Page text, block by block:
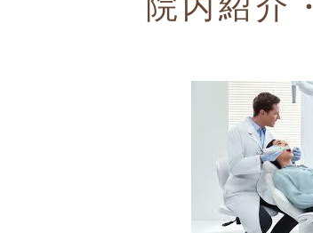
院内紹介